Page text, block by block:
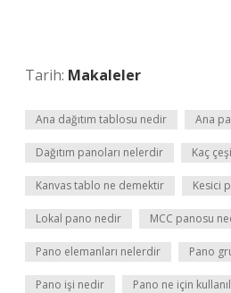
Tarih: Makaleler
Ana dağıtım tablosu nedir Ana
Dağıtım panoları nelerdir Kaç
Kanvas tablo ne demektir Kesici
Lokal pano nedir MCC panosu
Pano elemanları nelerdir Pano
Pano işi nedir Pano ne için